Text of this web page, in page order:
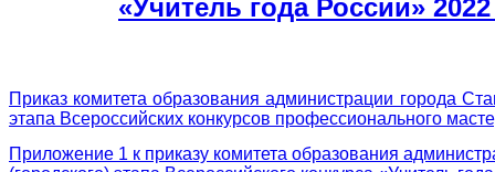
«Учитель года России»
Приказ комитета образования администрации города
этапа Всероссийских конкурсов профессионального
Приложение 1 к приказу комитета образования